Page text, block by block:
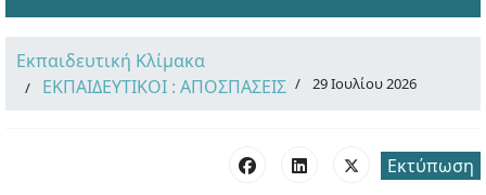
Εκπαιδευτική Κλίμακα
ΕΚΠΑΙΔΕΥΤΙΚΟΙ : ΑΠΟΣΠΑΣΕΙΣ
29 Ιουλίου 2026
Εκτύπωση